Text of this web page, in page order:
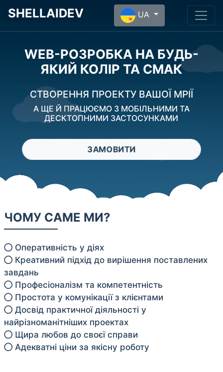
SHELLAIDEV UA
WEB-РОЗРОБКА НА БУДЬ-
ЯКИЙ КОЛІР ТА СМАК
СТВОРЕННЯ ПРОЕКТУ ВАШОЇ МРІЇ
А ЩЕ Й ПРАЦЮЄМО З МОБІЛЬНИМИ ТА
ДЕСКТОПНИМИ ЗАСТОСУНКАМИ
ЗАМОВИТИ
ЧОМУ САМЕ МИ?
Оперативність у діях
Креативний підхід до вирішення поставлених
завдань
Професіоналізм та компетентність
Простота у комунікації з клієнтами
Досвід практичної діяльності у
найрізноманітніших проектах
Щира любов до своєї справи
Адекватні ціни за якісну роботу